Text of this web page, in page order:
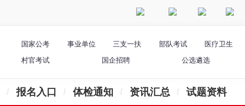
国家公考 事业单位 三支一扶 部队考试 医疗卫生
村官考试
国企招聘 公选遴选
报名入口 体检通知 资讯汇总 试题资料